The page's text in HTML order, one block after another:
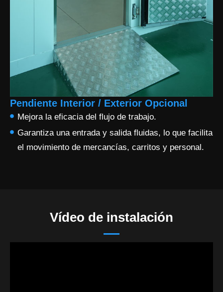
Pendiente Interior / Exterior Opcional
Mejora la eficacia del flujo de trabajo.
Garantiza una entrada y salida fluidas, lo que facilita
el movimiento de mercancías, carritos y personal.
Vídeo de instalación